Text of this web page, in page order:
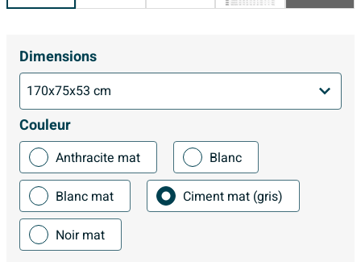
Dimensions
Couleur
Anthracite mat
Blanc
Blanc mat
Ciment mat (gris)
Noir mat